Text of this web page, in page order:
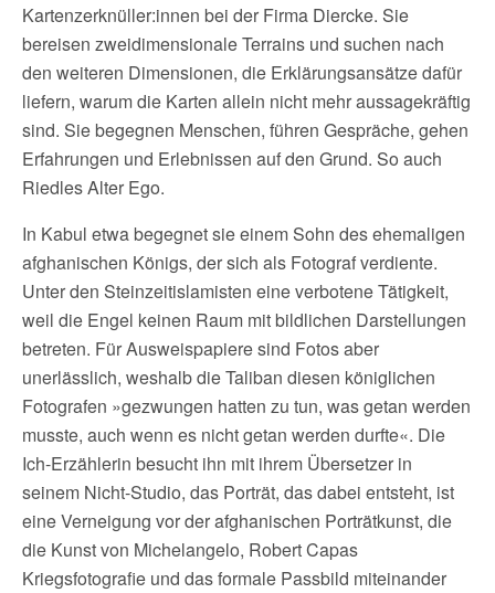
Kartenzerknüller:innen bei der Firma Diercke. Sie
bereisen zweidimensionale Terrains und suchen nach
den weiteren Dimensionen, die Erklärungsansätze dafür
liefern, warum die Karten allein nicht mehr aussagekräftig
sind. Sie begegnen Menschen, führen Gespräche, gehen
Erfahrungen und Erlebnissen auf den Grund. So auch
Riedles Alter Ego.
In Kabul etwa begegnet sie einem Sohn des ehemaligen
afghanischen Königs, der sich als Fotograf verdiente.
Unter den Steinzeitislamisten eine verbotene Tätigkeit,
weil die Engel keinen Raum mit bildlichen Darstellungen
betreten. Für Ausweispapiere sind Fotos aber
unerlässlich, weshalb die Taliban diesen königlichen
Fotografen »gezwungen hatten zu tun, was getan werden
musste, auch wenn es nicht getan werden durfte«. Die
Ich-Erzählerin besucht ihn mit ihrem Übersetzer in
seinem Nicht-Studio, das Porträt, das dabei entsteht, ist
eine Verneigung vor der afghanischen Porträtkunst, die
die Kunst von Michelangelo, Robert Capas
Kriegsfotografie und das formale Passbild miteinander